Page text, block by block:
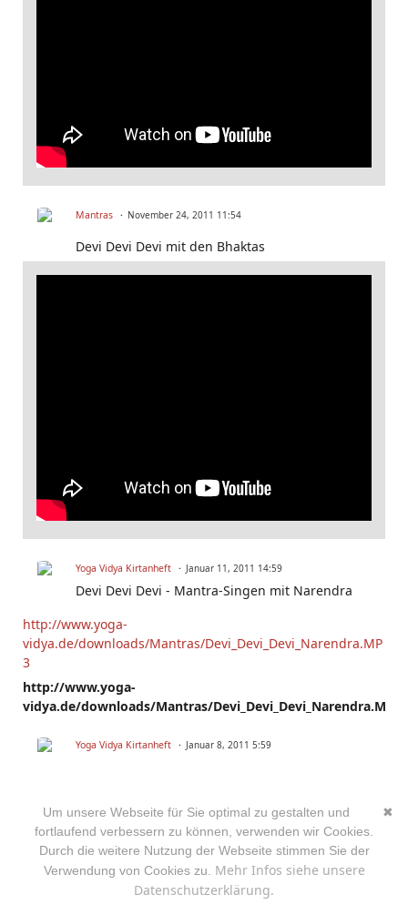
Mantras November 24, 2011 11:54
Devi Devi Devi mit den Bhaktas
Yoga Vidya Kirtanheft Januar 11, 2011 14:59
Devi Devi Devi - Mantra-Singen mit Narendra
http://www.yoga-
vidya.de/downloads/Mantras/Devi_Devi_Devi_Narendra.MP
3
http://www.yoga-
vidya.de/downloads/Mantras/Devi_Devi_Devi_Narendra.MP3
Yoga Vidya Kirtanheft Januar 8, 2011 5:59
Devi Devi Devi - Mantra-Singen mit Bharata ✖
Um unsere Webseite für Sie optimal zu gestalten und
fortlaufend verbessern zu können, verwenden wir Cookies.
Durch die weitere Nutzung der Webseite stimmen Sie der
Verwendung von Cookies zu. Mehr Infos siehe unsere
Datenschutzerklärung.